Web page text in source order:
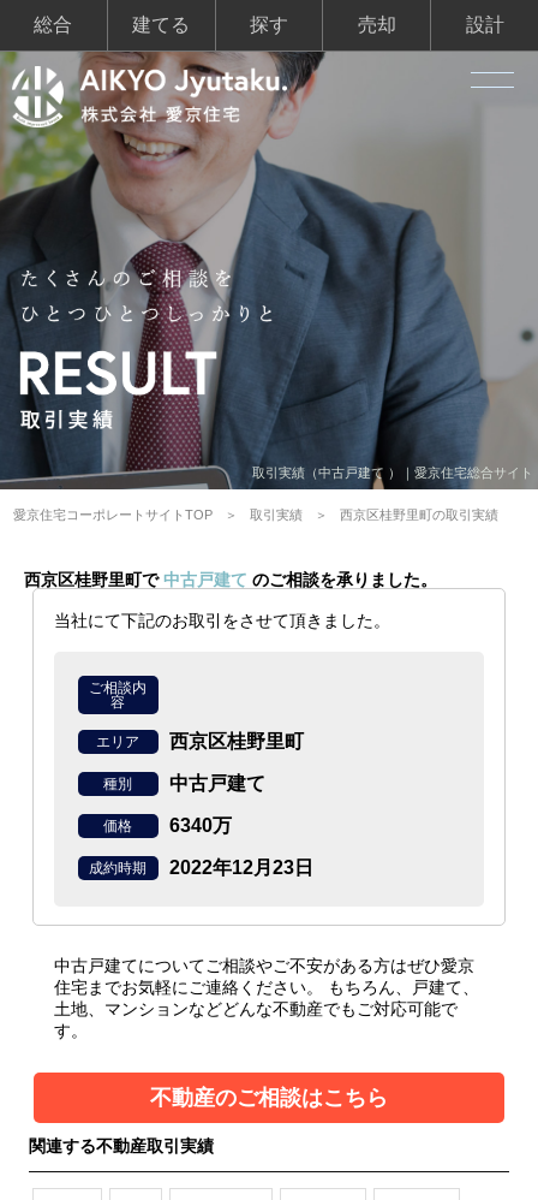
総合 建てる 探す 売却 設計
取引実績（中古戸建て ）｜愛京住宅総合サイト
愛京住宅コーポレートサイトTOP 取引実績 西京区桂野里町の取引実績
西京区桂野里町で 中古戸建て のご相談を承りました。
当社にて下記のお取引をさせて頂きました。
ご相談内
容
エリア 西京区桂野里町
種別 中古戸建て
価格 6340万
成約時期 2022年12月23日
中古戸建てについてご相談やご不安がある方はぜひ愛京
住宅までお気軽にご連絡ください。
もちろん、戸建て、
土地、マンションなどどんな不動産でもご対応可能で
す。
不動産のご相談はこちら
関連する不動産取引実績